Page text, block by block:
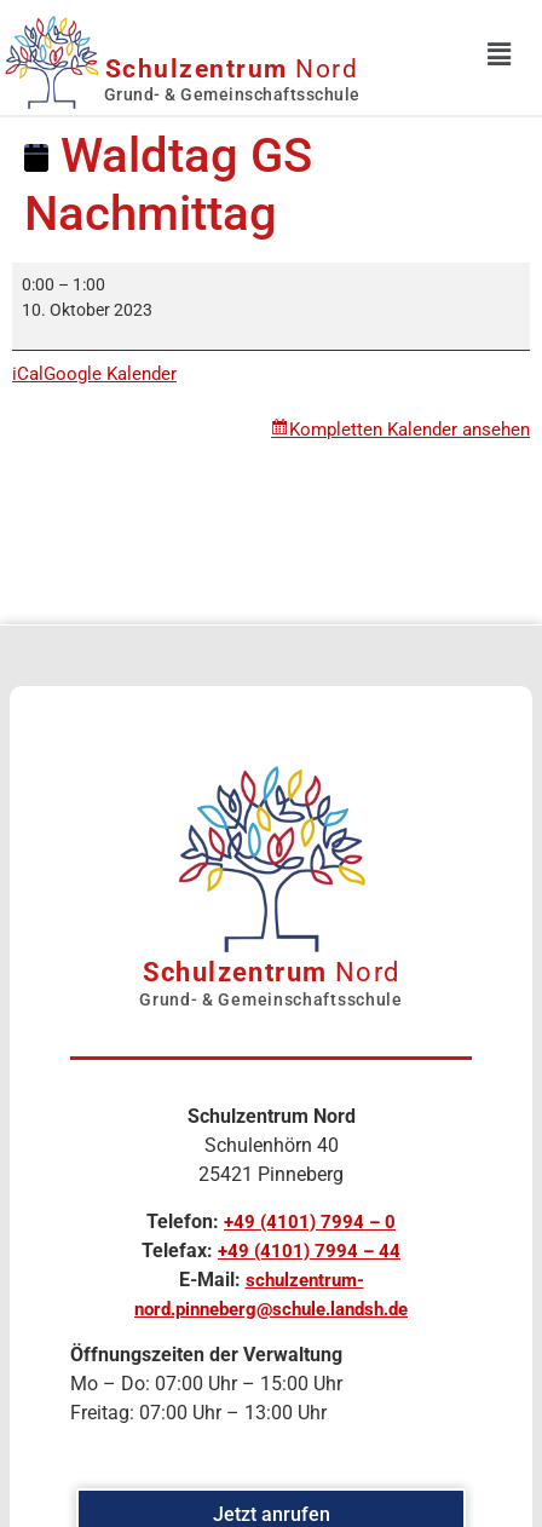
Schulzentrum Nord
Grund- & Gemeinschaftsschule
Waldtag GS
Nachmittag
0:00 – 1:00
10. Oktober 2023
iCal Google Kalender
Kompletten Kalender ansehen
Schulzentrum Nord
Grund- & Gemeinschaftsschule
Schulzentrum Nord
Schulenhörn 40
25421 Pinneberg
Telefon: +49 (4101) 7994 – 0
Telefax: +49 (4101) 7994 – 44
E-Mail: schulzentrum-
nord.pinneberg@schule.landsh.de
Öffnungszeiten der Verwaltung
Mo – Do: 07:00 Uhr – 15:00 Uhr
Freitag: 07:00 Uhr – 13:00 Uhr
Jetzt anrufen